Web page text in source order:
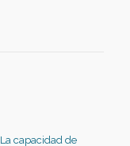
La capacidad de